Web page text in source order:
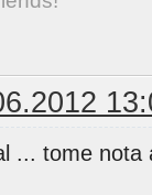
... tome nota